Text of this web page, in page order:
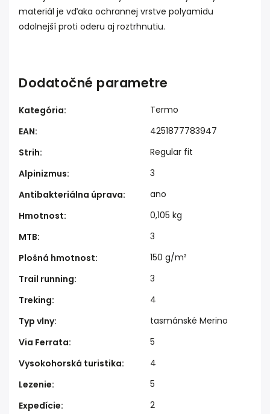
materiál je vďaka ochrannej vrstve polyamidu
odolnejší proti oderu aj roztrhnutiu.
Dodatočné parametre
Kategória:
Termo
EAN:
4251877783947
Strih:
Regular fit
Alpinizmus:
3
Antibakteriálna úprava:
ano
Hmotnost:
0,105 kg
MTB:
3
Plošná hmotnost:
150 g/m²
Trail running:
3
Treking:
4
Typ vlny:
tasmánské Merino
Via Ferrata:
5
Vysokohorská turistika:
4
Lezenie:
5
Expedície: 2